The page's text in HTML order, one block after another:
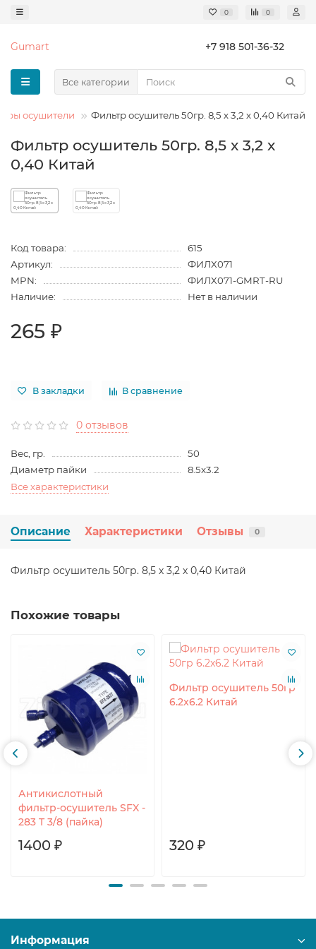
0 0
Gumart +7 918 501-36-32
Все категории
осушители Фильтр осушитель 50гр. 8,5 х 3,2 х 0,40 Китай
Фильтр осушитель 50гр. 8,5 х 3,2 х
0,40 Китай
Код товара:
615
Артикул:
ФИЛХ071
MPN:
ФИЛХ071-GMRT-RU
Наличие:
Нет в наличии
265 ₽
В закладки В сравнение
0 отзывов
Вес, гр.
50
Диаметр пайки
8.5x3.2
Все характеристики
Описание Характеристики Отзывы 0
Фильтр осушитель 50гр. 8,5 х 3,2 х 0,40 Китай
Похожие товары
Антикислотный
фильтр-осушитель SFX -
283 T 3/8 (пайка)
1400 ₽
Фильтр осушитель 50гр
6.2x6.2 Китай
320 ₽
Информация